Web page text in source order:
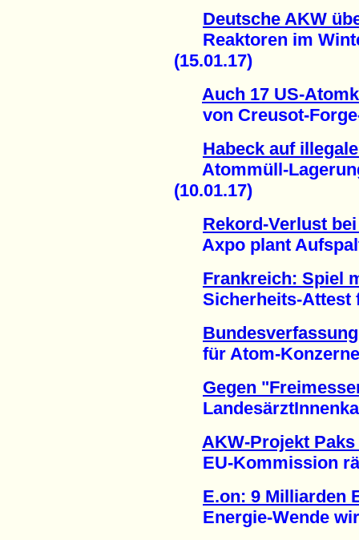
Deutsche AKW
Reaktoren im
(15.01.17)
Auch 17 US-
von Creusot-Forge-
Habeck auf
Atommüll-
(10.01.17)
Rekord-Verlust
Axpo plant
Frankreich: Spiel
Sicherheits-Attest
für Atom-Konzerne
Gegen
AKW-Projekt Paks
EU-Kommission
E.on: 9 Milliarden
Energie-Wende